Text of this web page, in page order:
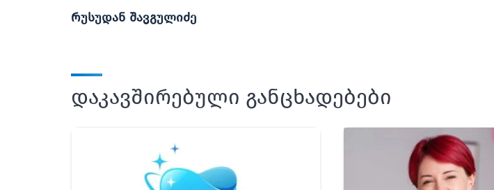
რუსუდან შავგულიძე
დაკავშირებული განცხადებები